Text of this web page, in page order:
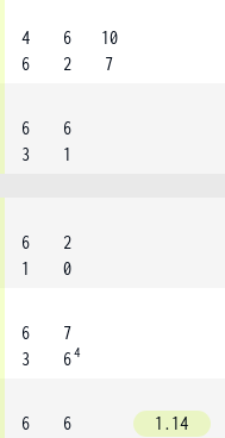
4
6
6
2
10
7
6
3
6
1
6
1
2
0
6
3
7
64
6
6
1.14